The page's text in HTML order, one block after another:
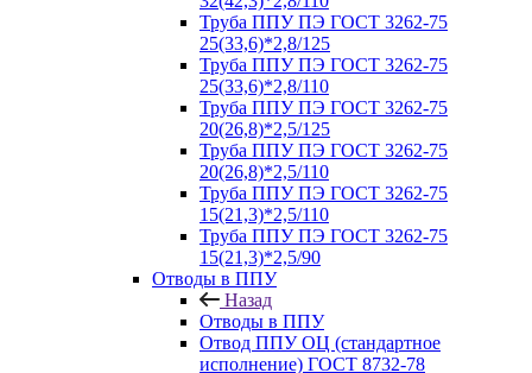
Труба ППУ ПЭ ГОСТ 3262-75
25(33,6)*2,8/125
Труба ППУ ПЭ ГОСТ 3262-75
25(33,6)*2,8/110
Труба ППУ ПЭ ГОСТ 3262-75
20(26,8)*2,5/125
Труба ППУ ПЭ ГОСТ 3262-75
20(26,8)*2,5/110
Труба ППУ ПЭ ГОСТ 3262-75
15(21,3)*2,5/110
Труба ППУ ПЭ ГОСТ 3262-75
15(21,3)*2,5/90
Отводы в ППУ
Назад
Отводы в ППУ
Отвод ППУ ОЦ (стандартное
исполнение) ГОСТ 8732-78